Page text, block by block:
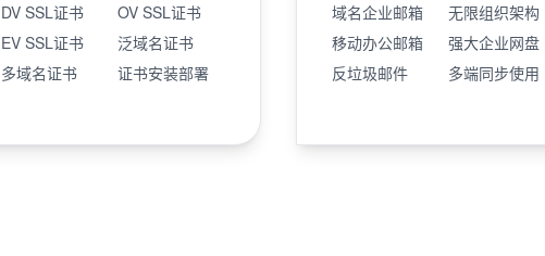
DV SSL证书
OV SSL证书
EV SSL证书
泛域名证书
多域名证书
证书安装部署
域名企业邮箱
无限组织架构
移动办公邮箱
强大企业网盘
反垃圾邮件
多端同步使用